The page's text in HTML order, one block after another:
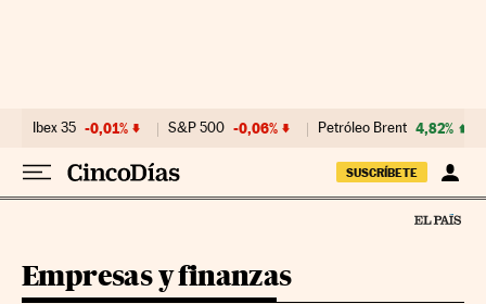
Ibex 35 -0,01% S&P 500 -0,06% Petróleo Brent 4,82%
SUSCRÍBETE
Empresas y finanzas